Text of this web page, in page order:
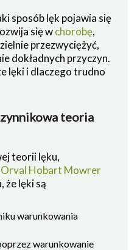
sposób lęk pojawia się
się wchorobę,
przezwyciężyć,
dokładnych przyczyn.
lęki i dlaczego trudno
teoria
teorii lęku,
Orval Hobart Mowrer
że lęki są
warunkowania
warunkowanie